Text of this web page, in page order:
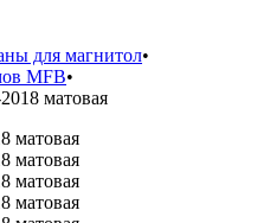
для магнитол•
MFB•
матовая